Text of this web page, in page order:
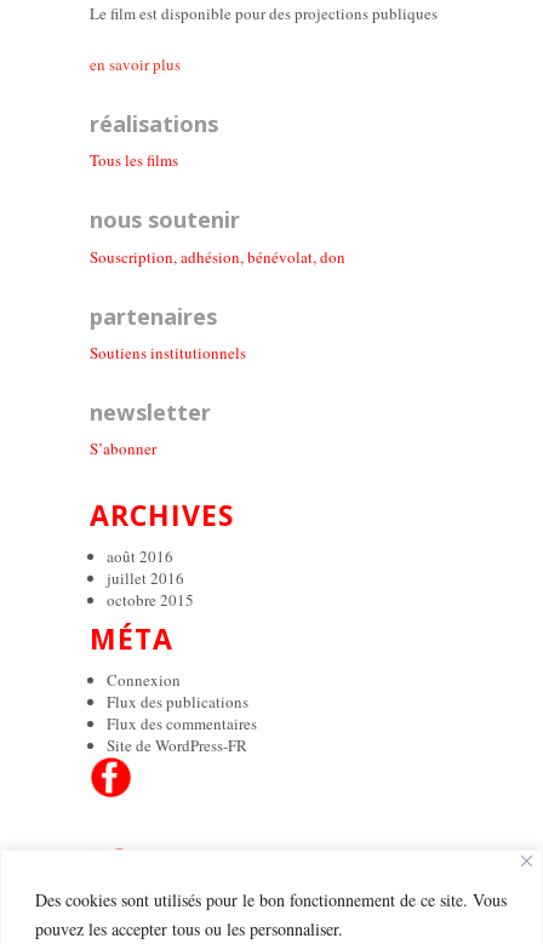
Des cookies sont utilisés pour le bon fonctionnement de ce site. Vous
pouvez les accepter tous ou les personnaliser.
Le film est disponible pour des projections publiques
en savoir plus
réalisations
Tous les films
nous soutenir
Souscription, adhésion, bénévolat, don
partenaires
Soutiens institutionnels
newsletter
S’abonner
ARCHIVES
août 2016
juillet 2016
octobre 2015
MÉTA
Connexion
Flux des publications
Flux des commentaires
Site de WordPress-FR